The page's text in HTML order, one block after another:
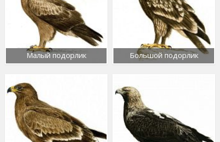
Малый подорлик Большой подорлик